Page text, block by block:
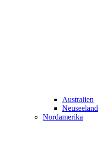
Australien
Neuseeland
Nordamerika